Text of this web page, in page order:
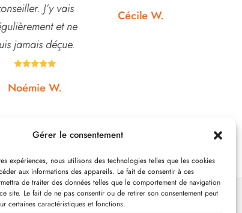
Gérer le consentement
expériences, nous utilisons des technologies telles que les cookies
aux informations des appareils. Le fait de consentir à ces
de traiter des données telles que le comportement de navigation
site. Le fait de ne pas consentir ou de retirer son consentement peut
certaines caractéristiques et fonctions.
Cécile W.
Rapport qualité-prix,